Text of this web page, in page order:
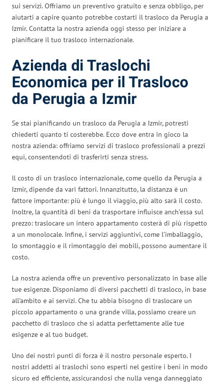
sui servizi. Offriamo un preventivo gratuito e senza obbligo, per
aiutarti a capire quanto potrebbe costarti il trasloco da Perugia a
Izmir. Contatta la nostra azienda oggi stesso per iniziare a
pianificare il tuo trasloco internazionale.
Azienda di Traslochi
Economica per il Trasloco
da Perugia a Izmir
Se stai pianificando un trasloco da Perugia a Izmir, potresti
chiederti quanto ti costerebbe. Ecco dove entra in gioco la
nostra azienda: offriamo servizi di trasloco professionali a prezzi
equi, consentendoti di trasferirti senza stress.
Il costo di un trasloco internazionale, come quello da Perugia a
Izmir, dipende da vari fattori. Innanzitutto, la distanza è un
fattore importante: più è lungo il viaggio, più alto sarà il costo.
Inoltre, la quantità di beni da trasportare influisce anch’essa sul
prezzo: traslocare un intero appartamento costerà di più rispetto
a un monolocale. Infine, i servizi aggiuntivi, come l’imballaggio,
lo smontaggio e il rimontaggio dei mobili, possono aumentare il
costo.
La nostra azienda offre un preventivo personalizzato in base alle
tue esigenze. Disponiamo di diversi pacchetti di trasloco, in base
all’ambito e ai servizi. Che tu abbia bisogno di traslocare un
piccolo appartamento o una grande villa, possiamo creare un
pacchetto di trasloco che si adatta perfettamente alle tue
esigenze e al tuo budget.
Uno dei nostri punti di forza è il nostro personale esperto. I
nostri addetti ai traslochi sono esperti nel gestire i beni in modo
sicuro ed efficiente, assicurandosi che nulla venga danneggiato